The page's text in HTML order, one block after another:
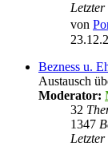
von
Bezness u.
Austausch
Moderator:
32
1347